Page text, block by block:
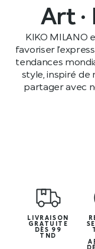
Art ·
KIKO MILANO
favoriser
tendances
style, inspiré de
partager avec
LIVRAISON
GRATUITE
DÈS 99
TND